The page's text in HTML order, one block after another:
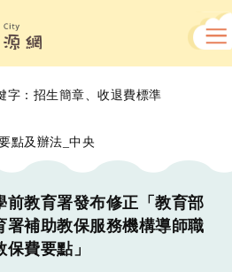
字： 招生簡章 、收退費標準
點及辦法_中央
前教育署發布修正「教育部
署補助教保服務機構導師職
費要點」